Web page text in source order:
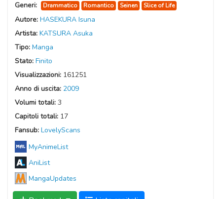
Generi:
Drammatico Romantico Seinen Slice of Life
Autore: HASEKURA Isuna
Artista: KATSURA Asuka
Tipo: Manga
Stato: Finito
Visualizzazioni: 161251
Anno di uscita: 2009
Volumi totali: 3
Capitoli totali: 17
Fansub: LovelyScans
MyAnimeList
AniList
MangaUpdates